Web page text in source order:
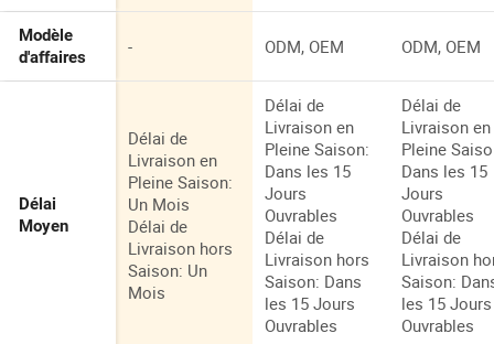
Modèle
d'affaires
- ODM, OEM ODM, OEM
Délai
Moyen
Délai de
Livraison en
Pleine Saison:
Un Mois
Délai de
Livraison hors
Saison: Un
Mois
Délai de
Livraison en
Pleine Saison:
Dans les 15
Jours
Ouvrables
Délai de
Livraison hors
Saison: Dans
les 15 Jours
Ouvrables
Délai de
Livraison en
Pleine
Dans les 15
Jours
Ouvrables
Délai de
Livraison
Saison:
les 15 Jours
Ouvrables